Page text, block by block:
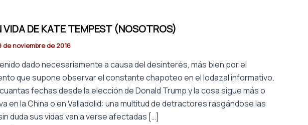
VIDA DE KATE TEMPEST (NOSOTROS)
de noviembre de 2016
dado necesariamente a causa del desinterés, más bien por el
que supone observar el constante chapoteo en el lodazal informativo.
fechas desde la elección de Donald Trump y la cosa sigue más o
en la China o en Valladolid: una multitud de detractores rasgándose las
duda sus vidas van a verse afectadas […]